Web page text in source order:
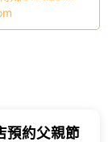
預約父親節